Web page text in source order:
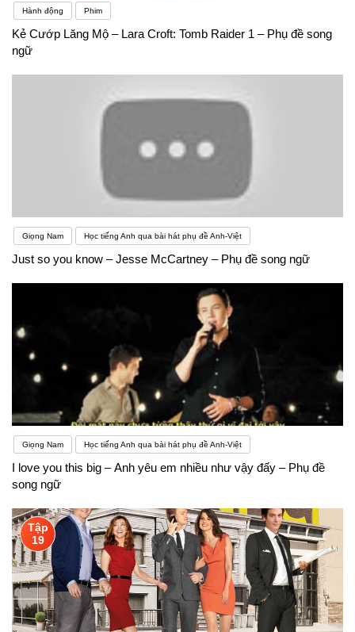
Hành động Phim
Kẻ Cướp Lăng Mộ – Lara Croft: Tomb Raider 1 – Phụ đề song
ngữ
Giọng Nam Học tiếng Anh qua bài hát phụ đề Anh-Việt
Just so you know – Jesse McCartney – Phụ đề song ngữ
Giọng Nam Học tiếng Anh qua bài hát phụ đề Anh-Việt
I love you this big – Anh yêu em nhiều như vậy đấy – Phụ đề
song ngữ
Tập
19